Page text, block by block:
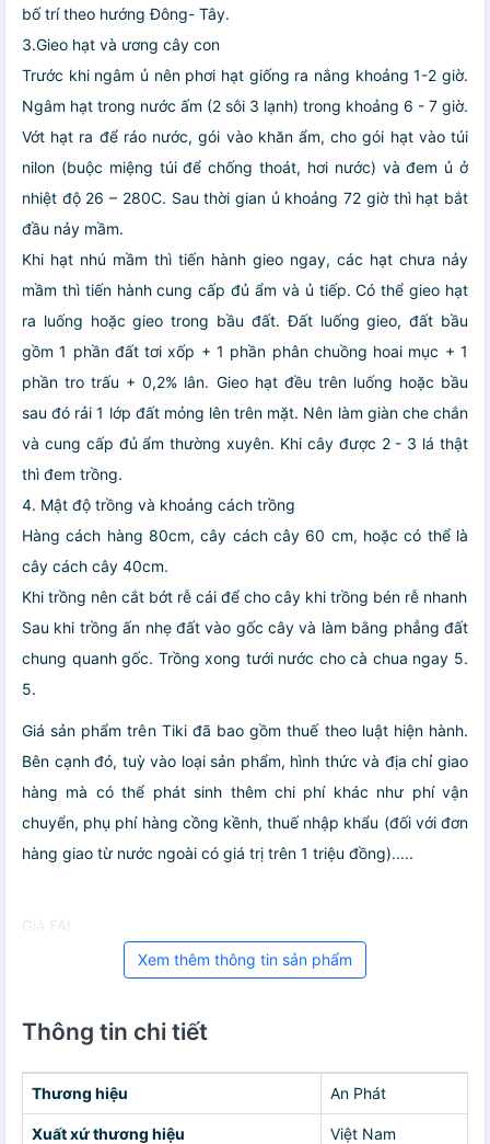
bố trí theo hướng Đông- Tây.
3.Gieo hạt và ương cây con
Trước khi ngâm ủ nên phơi hạt giống ra nắng khoảng 1-2 giờ.
Ngâm hạt trong nước ấm (2 sôi 3 lạnh) trong khoảng 6 - 7 giờ.
Vớt hạt ra để ráo nước, gói vào khăn ẩm, cho gói hạt vào túi
nilon (buộc miệng túi để chống thoát, hơi nước) và đem ủ ở
nhiệt độ 26 – 280C. Sau thời gian ủ khoảng 72 giờ thì hạt bắt
đầu nảy mầm.
Khi hạt nhú mầm thì tiến hành gieo ngay, các hạt chưa nảy
mầm thì tiến hành cung cấp đủ ẩm và ủ tiếp. Có thể gieo hạt
ra luống hoặc gieo trong bầu đất. Đất luống gieo, đất bầu
gồm 1 phần đất tơi xốp + 1 phần phân chuồng hoai mục + 1
phần tro trấu + 0,2% lân. Gieo hạt đều trên luống hoặc bầu
sau đó rải 1 lớp đất mỏng lên trên mặt. Nên làm giàn che chắn
và cung cấp đủ ẩm thường xuyên. Khi cây được 2 - 3 lá thật
thì đem trồng.
4. Mật độ trồng và khoảng cách trồng
Hàng cách hàng 80cm, cây cách cây 60 cm, hoặc có thể là
cây cách cây 40cm.
Khi trồng nên cắt bớt rễ cái để cho cây khi trồng bén rễ nhanh
Sau khi trồng ấn nhẹ đất vào gốc cây và làm bằng phẳng đất
chung quanh gốc. Trồng xong tưới nước cho cà chua ngay 5.
5.
Giá sản phẩm trên Tiki đã bao gồm thuế theo luật hiện hành.
Bên cạnh đó, tuỳ vào loại sản phẩm, hình thức và địa chỉ giao
hàng mà có thể phát sinh thêm chi phí khác như phí vận
chuyển, phụ phí hàng cồng kềnh, thuế nhập khẩu (đối với đơn
hàng giao từ nước ngoài có giá trị trên 1 triệu đồng).....
Giá FAI
Xem thêm thông tin sản phẩm
Thông tin chi tiết
Thương hiệu An Phát
Xuất xứ thương hiệu Việt Nam